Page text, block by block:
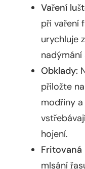
Vaření
při vaření
urychluje
Obklady:
přiložte
modřiny
hojení.
Fritovaná
mlsání